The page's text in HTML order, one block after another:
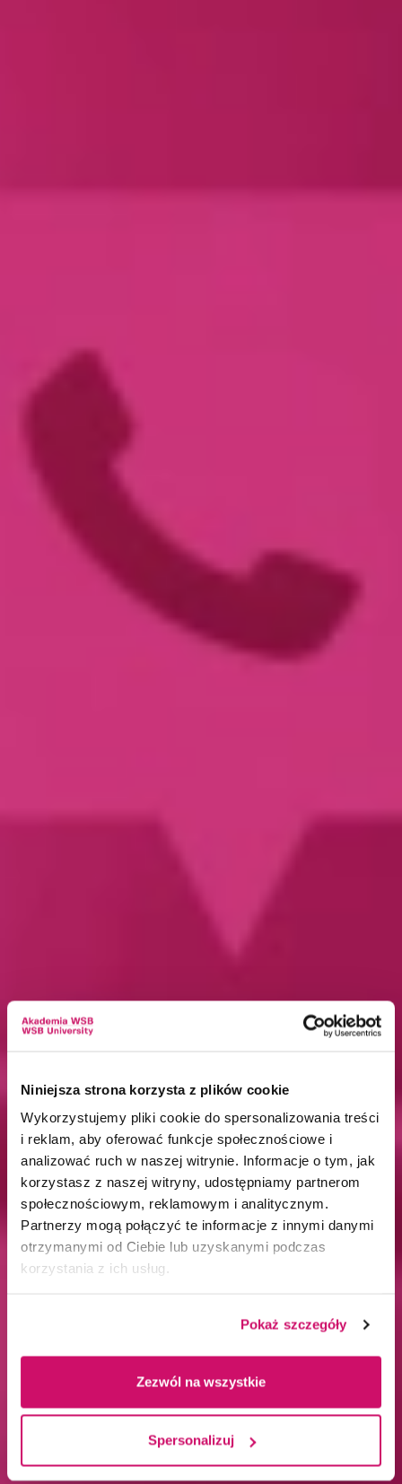
Niniejsza strona korzysta z plików cookie
Wykorzystujemy pliki cookie do spersonalizowania treści
i reklam, aby oferować funkcje społecznościowe i
analizować ruch w naszej witrynie. Informacje o tym, jak
korzystasz z naszej witryny, udostępniamy partnerom
społecznościowym, reklamowym i analitycznym.
Partnerzy mogą połączyć te informacje z innymi danymi
otrzymanymi od Ciebie lub uzyskanymi podczas
korzystania z ich usług.
Pokaż szczegóły
Zezwól na wszystkie
Spersonalizuj